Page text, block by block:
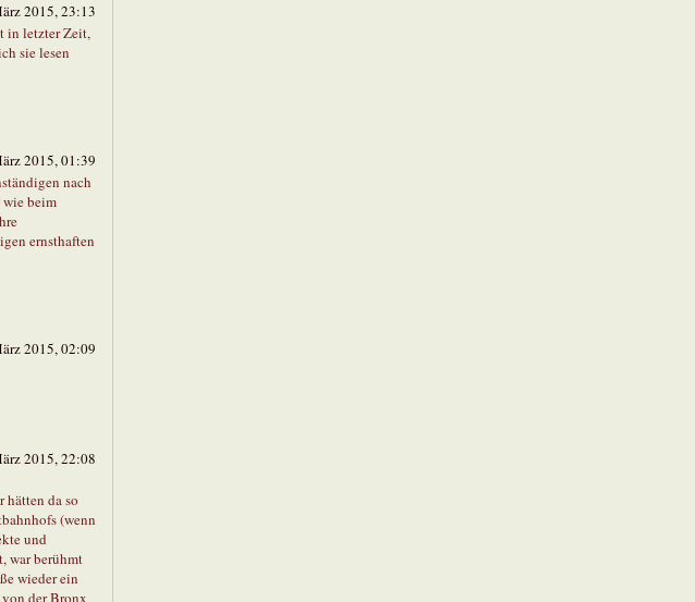
2015, 23:13
in letzter Zeit,
sie lesen
2015, 01:39
nach
beim
ernsthaften
2015, 02:09
2015, 22:08
da so
(wenn
und
war berühmt
wieder ein
der Bronx